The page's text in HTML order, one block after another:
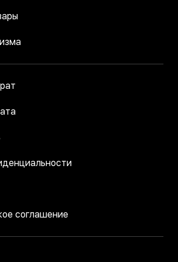
с собой на рыбалке из-за
произойти под воздействием
рыбы. У нас вы можете купить
удилища по выгодной цене с
виды наконечников
сменные насадки для донной
во многих вариантах:
соглашение